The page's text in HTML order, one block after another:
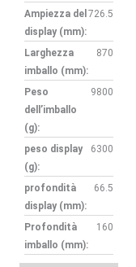
Ampiezza del
display (mm):
726.5
Larghezza
imballo (mm):
870
Peso
dell’imballo
(g):
9800
peso display
(g):
6300
profondità
display (mm):
66.5
Profondità
imballo (mm):
160